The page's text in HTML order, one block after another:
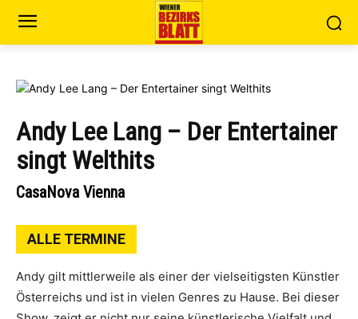
Andy Lee Lang – Der Entertainer
singt Welthits
CasaNova Vienna
ALLE TERMINE
Andy gilt mittlerweile als einer der vielseitigsten Künstler
Österreichs und ist in vielen Genres zu Hause. Bei dieser